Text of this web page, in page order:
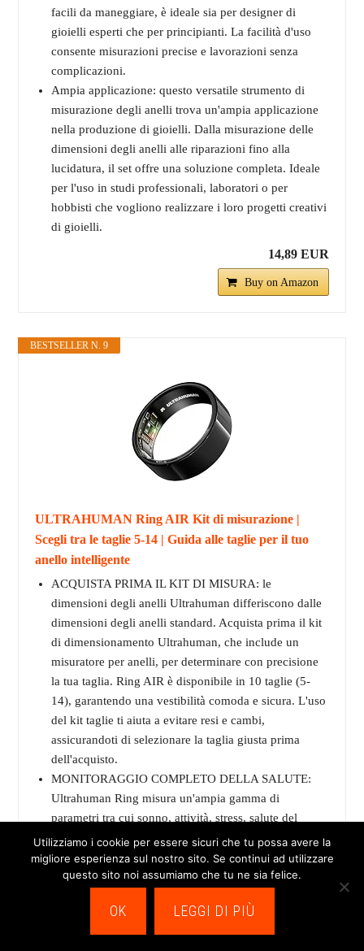
facili da maneggiare, è ideale sia per designer di
gioielli esperti che per principianti. La facilità d'uso
consente misurazioni precise e lavorazioni senza
complicazioni.
Ampia applicazione: questo versatile strumento di
misurazione degli anelli trova un'ampia applicazione
nella produzione di gioielli. Dalla misurazione delle
dimensioni degli anelli alle riparazioni fino alla
lucidatura, il set offre una soluzione completa. Ideale
per l'uso in studi professionali, laboratori o per
hobbisti che vogliono realizzare i loro progetti creativi
di gioielli.
14,89 EUR
Buy on Amazon
BESTSELLER N. 9
ULTRAHUMAN Ring AIR Kit di misurazione |
Scegli tra le taglie 5-14 | Guida alle taglie per il tuo
anello intelligente
ACQUISTA PRIMA IL KIT DI MISURA: le
dimensioni degli anelli Ultrahuman differiscono dalle
dimensioni degli anelli standard. Acquista prima il kit
di dimensionamento Ultrahuman, che include un
misuratore per anelli, per determinare con precisione
la tua taglia. Ring AIR è disponibile in 10 taglie (5-
14), garantendo una vestibilità comoda e sicura. L'uso
del kit taglie ti aiuta a evitare resi e cambi,
assicurandoti di selezionare la taglia giusta prima
dell'acquisto.
MONITORAGGIO COMPLETO DELLA SALUTE:
Ultrahuman Ring misura un'ampia gamma di
parametri tra cui sonno, attività, stress, salute del
cuore, movimento, allenamenti e recupero. Rimani
aggiornato sui tuoi obiettivi di salute e fitness con
approfondimenti dettagliati per ottimizzare le tue
APPROFONDIMENTI SULLA SALUTE DELLE
DONNE: con le funzionalità avanzate per la salute
Utilizziamo i cookie per essere sicuri che tu possa avere la
migliore esperienza sul nostro sito. Se continui ad utilizzare
questo sito noi assumiamo che tu ne sia felice.
OK LEGGI DI PIÙ